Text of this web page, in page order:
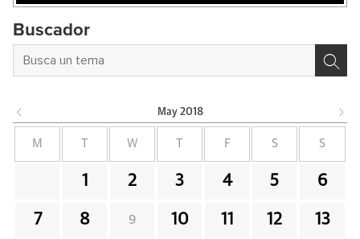
Buscador
May 2018
M W F S S
1 2 3 4 5 6
7 8 9 10 11 12 13